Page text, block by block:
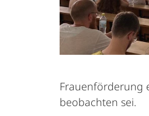
Frauenförderung
beobachten sei.